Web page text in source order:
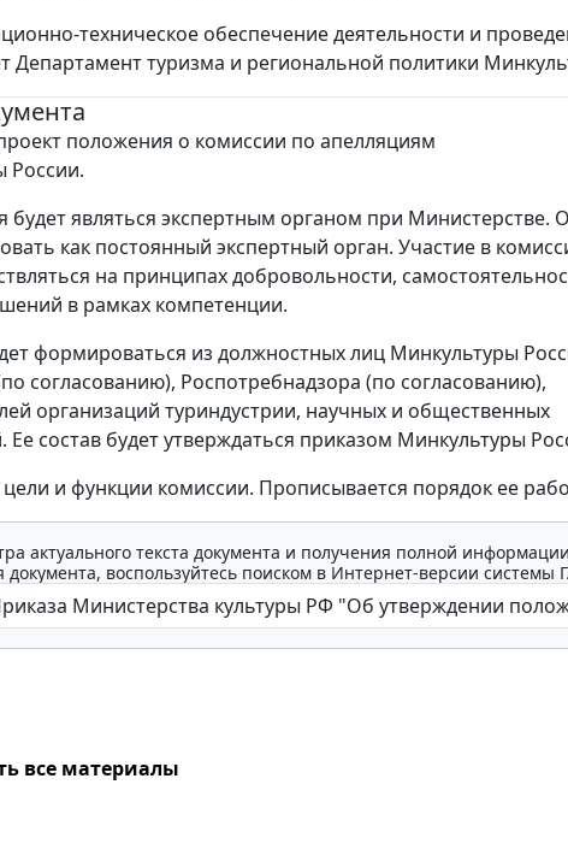
техническое обеспечение деятельности и
Департамент туризма и региональной политики
положения о комиссии по апелляциям
России.
будет являться экспертным органом при Министерстве.
как постоянный экспертный орган. Участие в
на принципах добровольности,
в рамках компетенции.
формироваться из должностных лиц Минкультуры
согласованию), Роспотребнадзора (по согласованию),
организаций туриндустрии, научных и общественных
Ее состав будет утверждаться приказом Минкультуры
и функции комиссии. Прописывается порядок ее
актуального текста документа и получения полной
воспользуйтесь поиском в Интернет-версии системы
все материалы